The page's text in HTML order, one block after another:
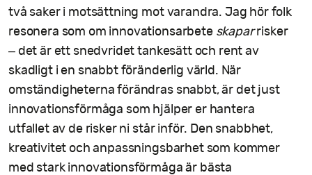
två saker i motsättning mot varandra. Jag hör folk
resonera som om innovationsarbete skaparrisker
– det är ett snedvridet tankesätt och rent av
skadligt i en snabbt föränderlig värld. När
omständigheterna förändras snabbt, är det just
innovationsförmåga som hjälper er hantera
utfallet av de risker ni står inför. Den snabbhet,
kreativitet och anpassningsbarhet som kommer
med stark innovationsförmåga är bästa